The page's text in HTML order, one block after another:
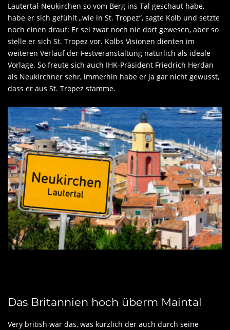
Lautertal-Neukirchen so vom Berg ins Tal geschaut habe,
habe er sich gefühlt „wie in St. Tropez“, sagte Kolb und setzte
noch einen drauf: Er sei zwar noch nie dort gewesen, aber so
stelle er sich St. Tropez vor. Kolbs Visionen dienten im
weiteren Verlauf der Festveranstaltung natürlich als ideale
Vorlage. So freute sich auch IHK-Präsident Friedrich Herdan
als Neukirchner sehr, immerhin habe er ja gar nicht gewusst,
dass er aus St. Tropez stamme.
Das Britannien hoch überm Maintal
Very british war das, was kürzlich der auch durch seine